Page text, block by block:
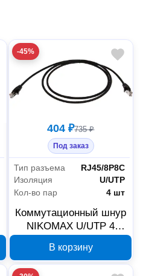
-45%
404 ₽735 ₽
Под заказ
Тип разъема
RJ45/8P8C
Изоляция
U/UTP
Кол-во пар
4 шт
Коммутационный шнур
NIKOMAX U/UTP 4
NMC-PC4UD55B-015-C-
BK
В корзину